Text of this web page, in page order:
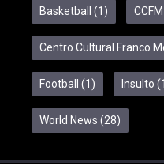
Basketball (1) CCFM
Centro Cultural Franco
Football (1) Insulto
World News (28)